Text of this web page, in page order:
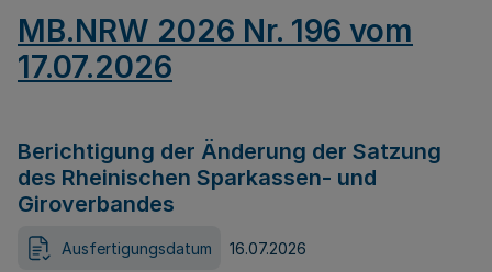
MB.NRW 2026 Nr. 196 vom
17.07.2026
Berichtigung der Änderung der Satzung
des Rheinischen Sparkassen- und
Giroverbandes
Ausfertigungsdatum 16.07.2026